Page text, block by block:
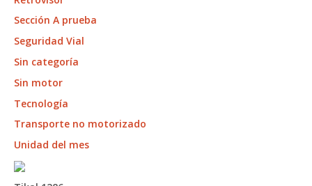
Sección A prueba
Seguridad Vial
Sin categoría
Sin motor
Tecnología
Transporte no motorizado
Unidad del mes